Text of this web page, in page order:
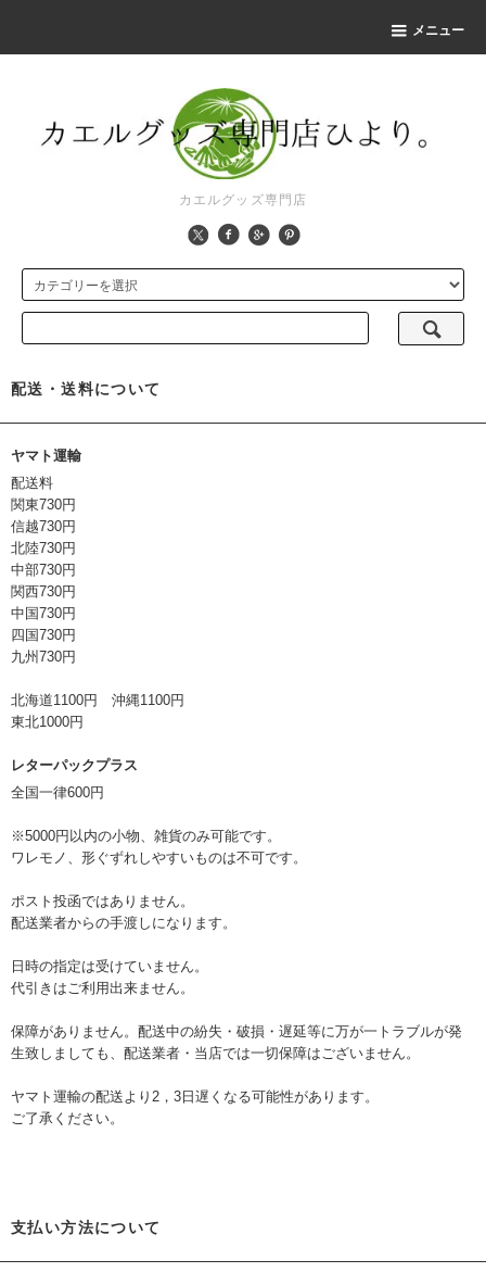
メニュー
カエルグッズ専門店
配送・送料について
ヤマト運輸
配送料
関東730円
信越730円
北陸730円
中部730円
関西730円
中国730円
四国730円
九州730円
北海道1100円 沖縄1100円
東北1000円
レターパックプラス
全国一律600円
※5000円以内の小物、雑貨のみ可能です。
ワレモノ、形ぐずれしやすいものは不可です。
ポスト投函ではありません。
配送業者からの手渡しになります。
日時の指定は受けていません。
代引きはご利用出来ません。
保障がありません。配送中の紛失・破損・遅延等に万が一トラブルが発
生致しましても、配送業者・当店では一切保障はございません。
ヤマト運輸の配送より2，3日遅くなる可能性があります。
ご了承ください。
支払い方法について